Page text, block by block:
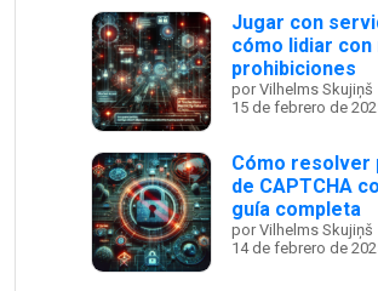
Jugar con
cómo lidiar
prohibiciones
por Vilhelms Skujiņš
15 de febrero de
Cómo resolver
de CAPTCHA
guía completa
por Vilhelms Skujiņš
14 de febrero de